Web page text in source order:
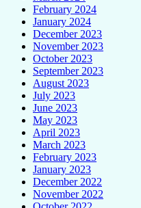
February 2024
January 2024
December 2023
November 2023
October 2023
September 2023
August 2023
July 2023
June 2023
May 2023
April 2023
March 2023
February 2023
January 2023
December 2022
November 2022